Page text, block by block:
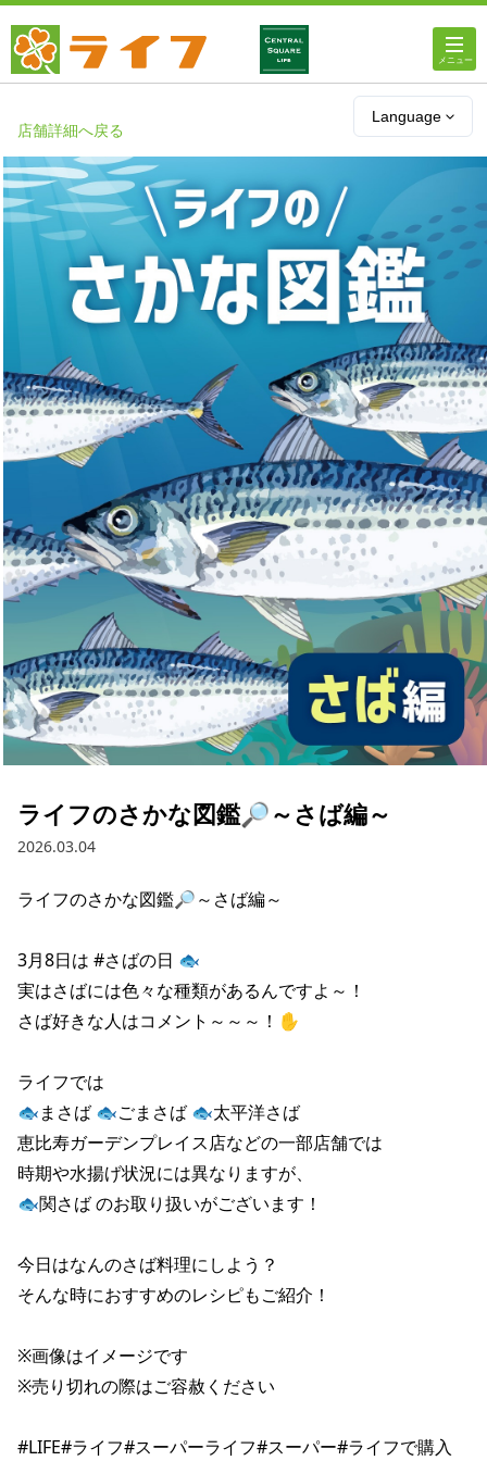
Language
店舗・チラシ情報
ライフのオンラインストア
ライフ ネットスーパー
IR情報
採用情報
お問い合わせ
Contact us in English
店舗詳細へ戻る
ライフのさかな図鑑🔎～さば編～
2026.03.04
ライフのさかな図鑑🔎～さば編～
3月8日は #さばの日 🐟
実はさばには色々な種類があるんですよ～！
さば好きな人はコメント～～～！✋
ライフでは
🐟まさば 🐟ごまさば 🐟太平洋さば
恵比寿ガーデンプレイス店などの一部店舗では
時期や水揚げ状況には異なりますが、
🐟関さば のお取り扱いがございます！
今日はなんのさば料理にしよう？
そんな時におすすめのレシピもご紹介！
※画像はイメージです
※売り切れの際はご容赦ください
#LIFE#ライフ#スーパーライフ#スーパー#ライフで購入